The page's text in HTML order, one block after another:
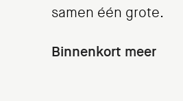
samen één grote.
Binnenkort meer